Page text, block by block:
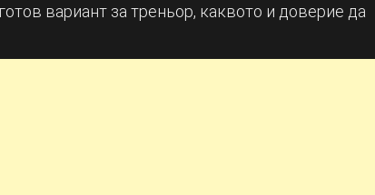
вариант за треньор, каквото и доверие да